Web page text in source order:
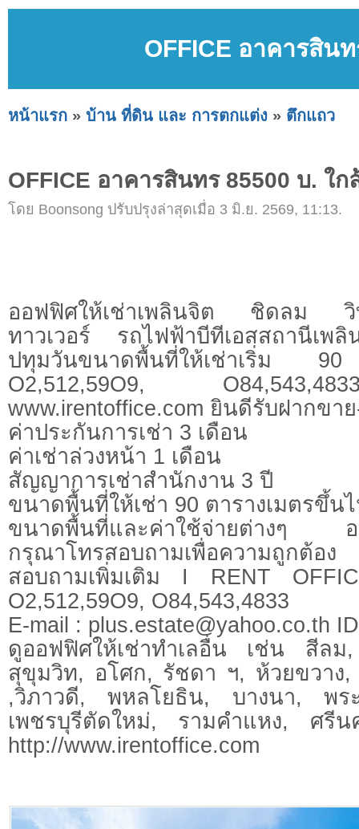
OFFICE อาคารสิน
หน้าแรก » บ้าน ที่ดิน และ การตกแต่ง » ตึกแถว
OFFICE อาคารสินทร 85500 บ. ใ
โดย Boonsong ปรับปรุงล่าสุดเมื่อ 3 มิ.ย. 2569, 11:13.
ออฟฟิศให้เช่าเพลินจิต ชิดลม
ทาวเวอร์ รถไฟฟ้าบีทีเอสสถานีเ
ปทุมวันขนาดพื้นที่ให้เช่าเริ่ม
O2,512,59O9, O84,543,4833
www.irentoffice.com ยินดีรับฝากขา
ค่าประกันการเช่า 3 เดือน
ค่าเช่าล่วงหน้า 1 เดือน
สัญญาการเช่าสำนักงาน 3 ปี
ขนาดพื้นที่ให้เช่า 90 ตารางเมตรขึ้น
ขนาดพื้นที่และค่าใช้จ่ายต่างๆ อา
กรุณาโทรสอบถามเพื่อความถูกต้อง
สอบถามเพิ่มเติม I RENT
O2,512,59O9, O84,543,4833
E-mail : plus.estate@yahoo.co.th
ดูออฟฟิศให้เช่าทำเลอื่น เช่น สีล
สุขุมวิท, อโศก, รัชดา ฯ, ห้วยขวาง
,วิภาวดี, พหลโยธิน, บางนา, พร
เพชรบุรีตัดใหม่, รามคำแหง, ศ
http://www.irentoffice.com